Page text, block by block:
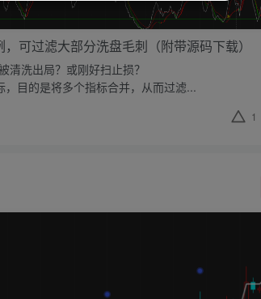
可过滤大部分洗盘毛刺（附带源码下载）
清洗出局？或刚好扫止损？
目的是将多个指标合并，从而过滤...
1